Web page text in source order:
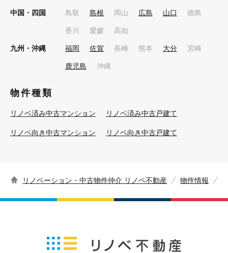
中国・四国 鳥取 島根 岡山 広島 山口 徳島
香川 愛媛 高知
九州・沖縄 福岡 佐賀 長崎 熊本 大分 宮崎
鹿児島 沖縄
物件種類
リノベ済み中古マンション リノベ済み中古戸建て
リノベ向き中古マンション リノベ向き中古戸建て
リノベーション・中古物件仲介 リノベ不動産 物件情報